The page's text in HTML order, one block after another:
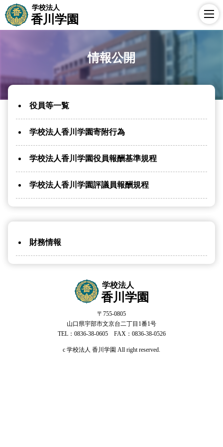
学校法人
香川学園
情報公開
役員等一覧
学校法人香川学園寄附行為
学校法人香川学園役員報酬基準規程
学校法人香川学園評議員報酬規程
財務情報
学校法人
香川学園
〒755-0805
山口県宇部市文京台二丁目1番1号
TEL：0836-38-0605 FAX：0836-38-0526
c 学校法人 香川学園 All right reserved.